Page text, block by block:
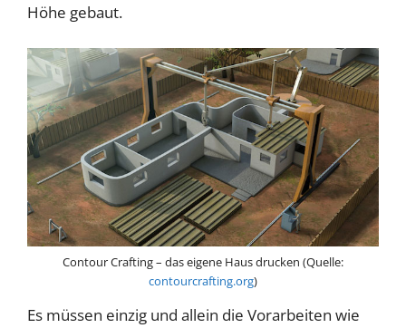
Höhe gebaut.
Contour Crafting – das eigene Haus drucken (Quelle:
contourcrafting.org)
Es müssen einzig und allein die Vorarbeiten wie